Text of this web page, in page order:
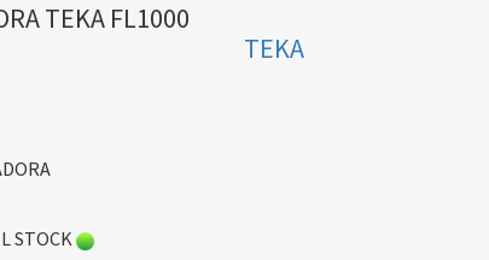
TEKA FL1000
TEKA
STOCK